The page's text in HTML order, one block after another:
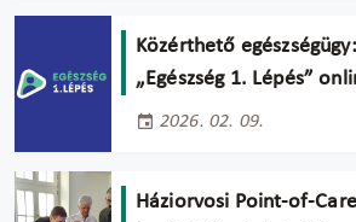
Közérthető
„Egészség 1. Lépés”
2026. 02. 09.
Háziorvosi Point-of-